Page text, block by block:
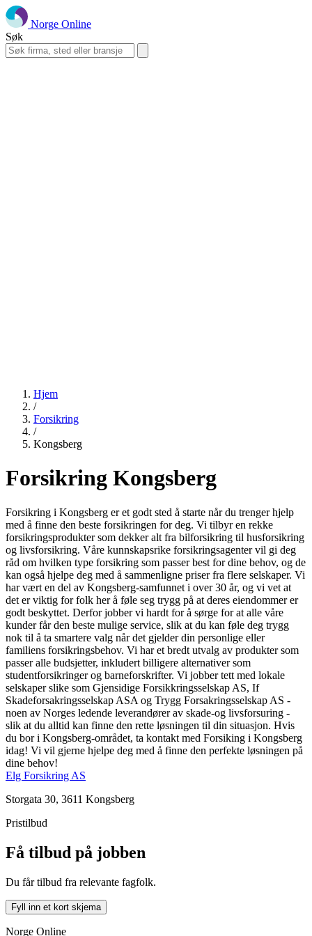
Norge Online
Søk
Hjem
/
Forsikring
/
Kongsberg
Forsikring Kongsberg
Forsikring i Kongsberg er et godt sted å starte når du trenger hjelp
med å finne den beste forsikringen for deg. Vi tilbyr en rekke
forsikringsprodukter som dekker alt fra bilforsikring til husforsikring
og livsforsikring. Våre kunnskapsrike forsikringsagenter vil gi deg
råd om hvilken type forsikring som passer best for dine behov, og de
kan også hjelpe deg med å sammenligne priser fra flere selskaper. Vi
har vært en del av Kongsberg-samfunnet i over 30 år, og vi vet at
det er viktig for folk her å føle seg trygg på at deres eiendommer er
godt beskyttet. Derfor jobber vi hardt for å sørge for at alle våre
kunder får den beste mulige service, slik at du kan føle deg trygg
nok til å ta smartere valg når det gjelder din personlige eller
familiens forsikringsbehov. Vi har et bredt utvalg av produkter som
passer alle budsjetter, inkludert billigere alternativer som
studentforsikringer og barneforskrifter. Vi jobber tett med lokale
selskaper slike som Gjensidige Forsikkringsselskap AS, If
Skadeforsakringsselskap ASA og Trygg Forsakringsselskap AS -
noen av Norges ledende leverandører av skade-og livsforsuring -
slik at du alltid kan finne den rette løsningen til din situasjon. Hvis
du bor i Kongsberg-området, ta kontakt med Forsiking i Kongsberg
idag! Vi vil gjerne hjelpe deg med å finne den perfekte løsningen på
dine behov!
Elg Forsikring AS
Storgata 30, 3611 Kongsberg
Pristilbud
Få tilbud på jobben
Du får tilbud fra relevante fagfolk.
Fyll inn et kort skjema
Norge Online